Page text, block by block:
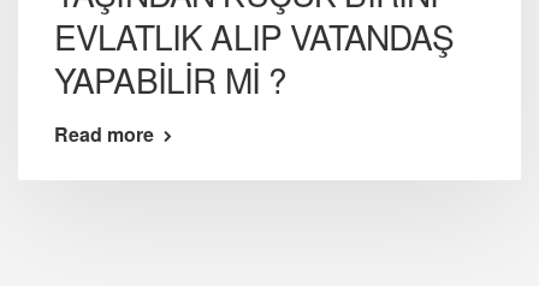
EVLATLIK ALIP VATANDAŞ
YAPABİLİR Mİ ?
Read more